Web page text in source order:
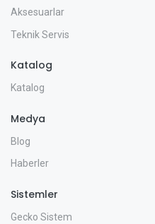
Aksesuarlar
Teknik Servis
Katalog
Katalog
Medya
Blog
Haberler
Sistemler
Gecko Sistem